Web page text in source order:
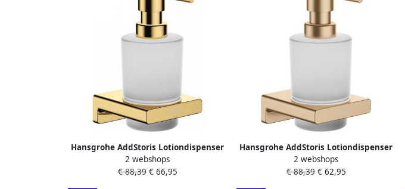
Hansgrohe AddStoris Lotiondispenser
8 1x9 1x15 8 cm Polished Gold Optic
2 webshops
€ 88,39€ 66,95
Hansgrohe AddStoris Lotiondispenser
8 1x9 1x15 8 cm Brushed Bronze
2 webshops
€ 88,39€ 62,95